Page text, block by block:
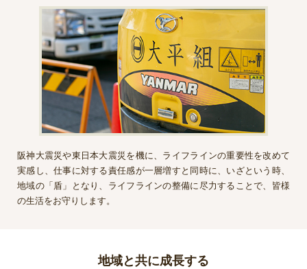
阪神大震災や東日本大震災を機に、ライフラインの重要性を改めて
実感し、仕事に対する責任感が一層増すと同時に、いざという時、
地域の「盾」となり、ライフラインの整備に尽力することで、皆様
の生活をお守りします。
地域と共に成長する